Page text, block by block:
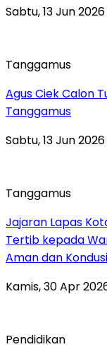
Sabtu, 13 Jun
Tanggamus
Agus Ciek Calon
Tanggamus
Sabtu, 13 Jun
Tanggamus
Jajaran Lapas
Tertib kepada
Aman dan
Kamis, 30 Apr
Pendidikan